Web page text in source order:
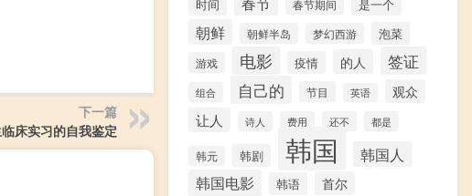
下一篇
床实习的自我鉴定
时间 春节期间 是一个
朝鲜 朝鲜半岛 梦幻西游 泡菜
游戏 电影 疫情 的人 签证
组合 自己的 节目 英语 观众
让人 诗人 费用 还不 都是
韩元 韩剧 韩国 韩国人
韩国电影 韩语 首尔